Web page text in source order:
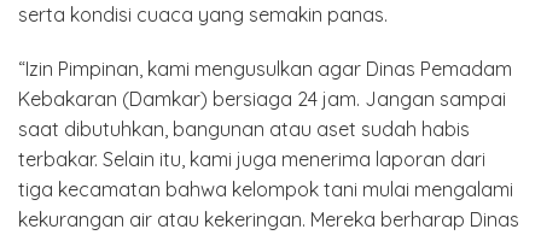
serta kondisi cuaca yang semakin panas.
“Izin Pimpinan, kami mengusulkan agar Dinas Pemadam
Kebakaran (Damkar) bersiaga 24 jam. Jangan sampai
saat dibutuhkan, bangunan atau aset sudah habis
terbakar. Selain itu, kami juga menerima laporan dari
tiga kecamatan bahwa kelompok tani mulai mengalami
kekurangan air atau kekeringan. Mereka berharap Dinas